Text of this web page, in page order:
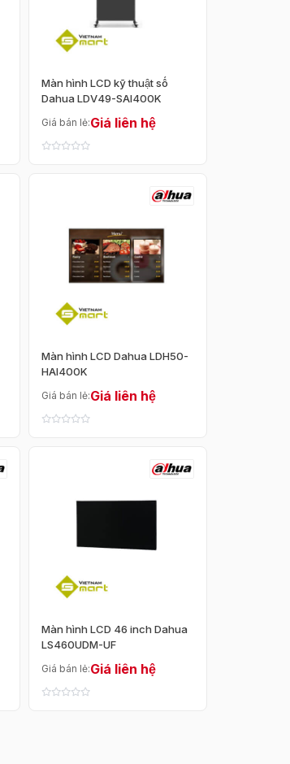
Màn hình LCD kỹ thuật số
Dahua LDV49-SAI400K
Giá bán lẻ:Giá liên hệ
Màn hình LCD Dahua LDH50-
HAI400K
Giá bán lẻ:Giá liên hệ
Màn hình LCD 46 inch Dahua
LS460UDM-UF
Giá bán lẻ:Giá liên hệ